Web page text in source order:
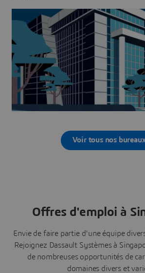
Voir tous nos bureaux
Offres d'emploi à
Envie de faire partie d'une équipe
Rejoignez Dassault Systèmes à
de nombreuses opportunités de
domaines divers et